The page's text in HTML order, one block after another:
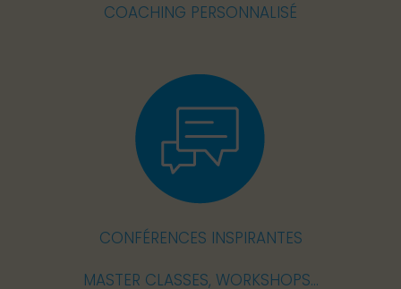
COACHING PERSONNALISÉ
CONFÉRENCES INSPIRANTES
MASTER CLASSES, WORKSHOPS…